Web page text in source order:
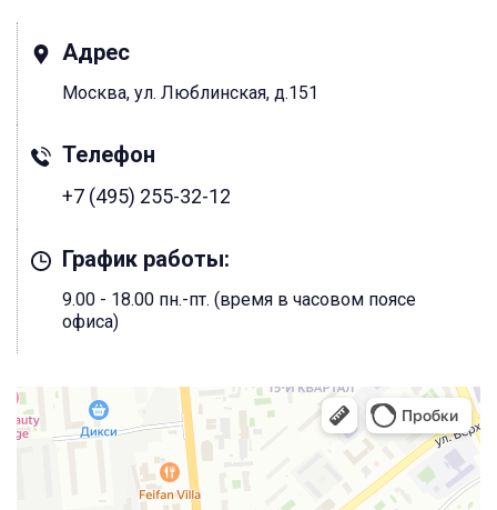
Адрес
Москва, ул. Люблинская, д.151
Телефон
+7 (495) 255-32-12
График работы:
9.00 - 18.00 пн.-пт. (время в часовом поясе
офиса)